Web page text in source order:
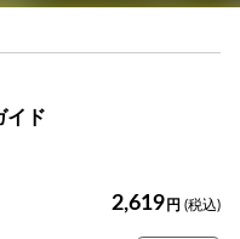
イド
2,619 円 (税込)